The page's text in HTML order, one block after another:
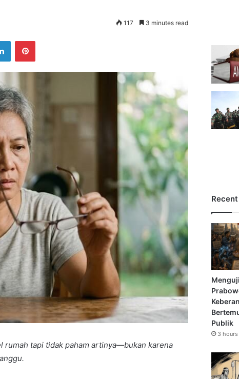
117 3 minutes read
LinkedInPinterest
rumah tapi tidak paham artinya—bukan karena
Publik
3 hours